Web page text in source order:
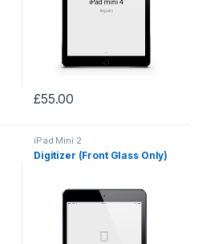
£55.00
iPad Mini 2
Digitizer (Front Glass Only)